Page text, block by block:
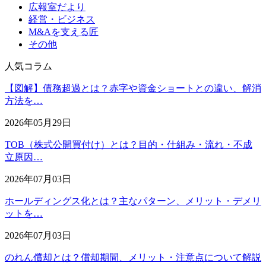
広報室だより
経営・ビジネス
M&Aを支える匠
その他
人気コラム
【図解】債務超過とは？赤字や資金ショートとの違い、解消
方法を…
2026年05月29日
TOB（株式公開買付け）とは？目的・仕組み・流れ・不成
立原因…
2026年07月03日
ホールディングス化とは？主なパターン、メリット・デメリ
ットを…
2026年07月03日
のれん償却とは？償却期間、メリット・注意点について解説